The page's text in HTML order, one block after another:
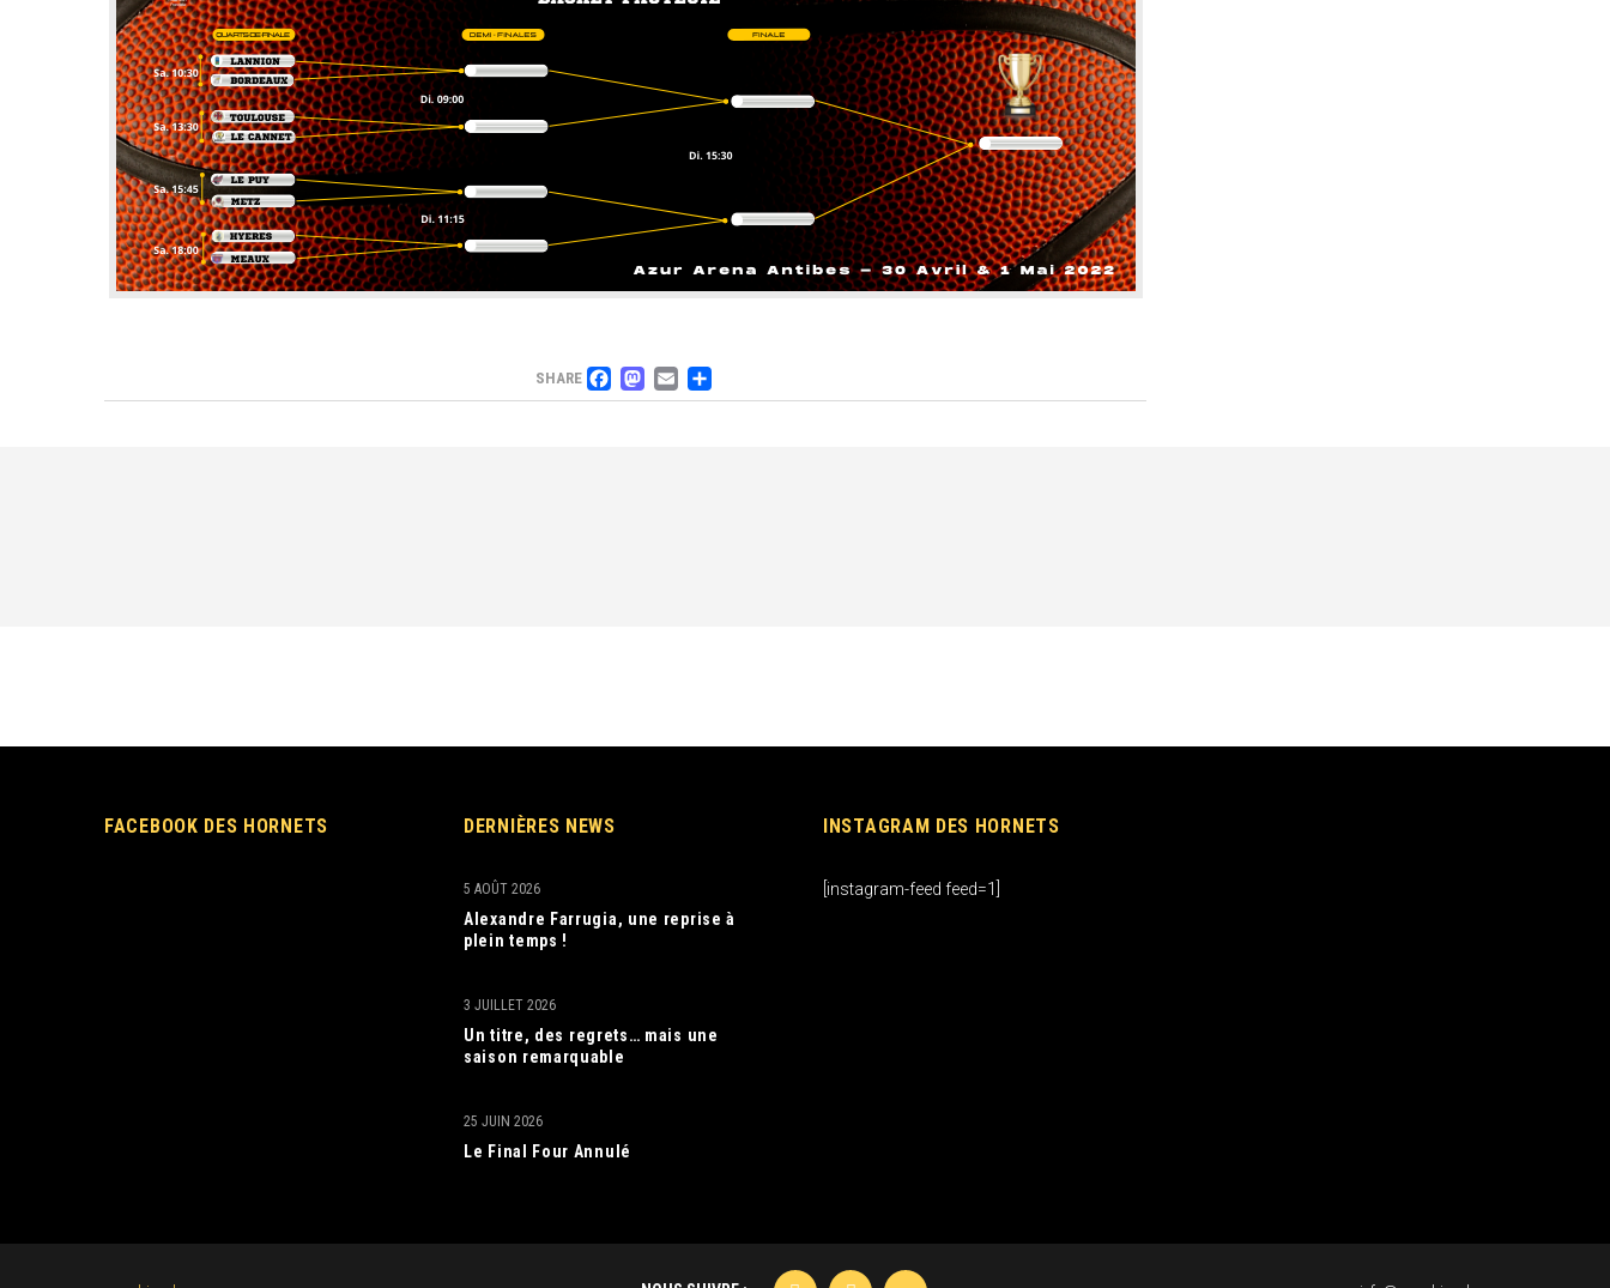
SHARE FACEBOOK
MASTODON
EMAIL
PARTAGER
FACEBOOK DES HORNETS DERNIÈRES NEWS
Alexandre Farrugia, une reprise à
plein temps !
5 AOÛT 2026
Un titre, des regrets… mais une
saison remarquable
3 JUILLET 2026
Le Final Four Annulé
25 JUIN 2026
INSTAGRAM DES HORNETS
[instagram-feed feed=1]